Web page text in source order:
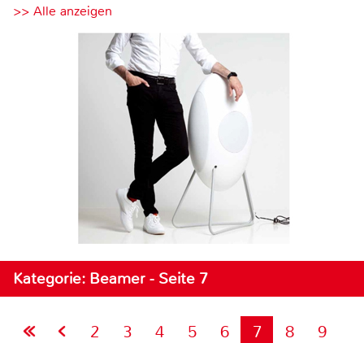
>> Alle anzeigen
Kategorie: Beamer - Seite 7
2 3 4 5 6 7 8
9